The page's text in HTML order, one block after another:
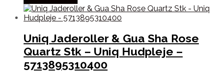
Uniq Jaderoller & Gua Sha Rose
Quartz Stk – Uniq Hudpleje –
5713895310400